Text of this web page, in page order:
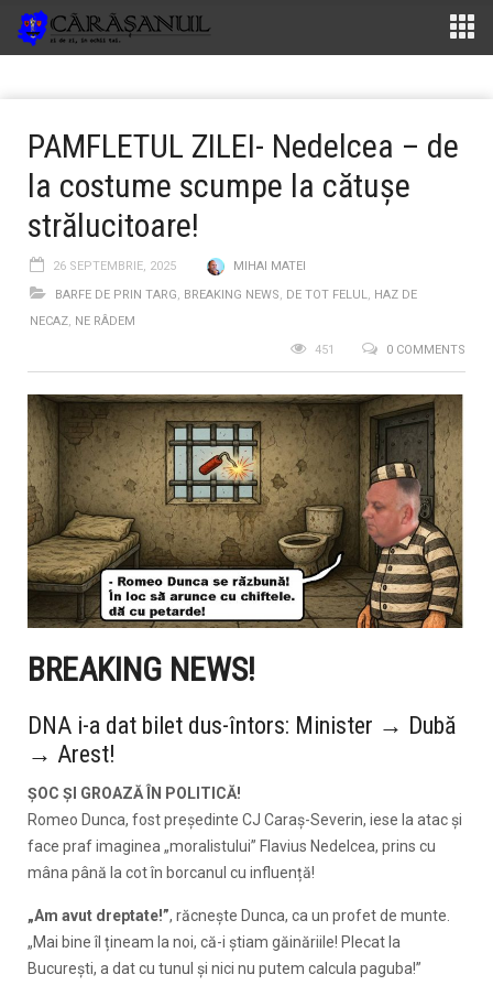
PAMFLETUL ZILEI- Nedelcea – de
la costume scumpe la cătușe
strălucitoare!
26 SEPTEMBRIE, 2025
MIHAI MATEI
BARFE DE PRIN TARG, BREAKING NEWS, DE TOT FELUL, HAZ DE
NECAZ, NE RÂDEM
0 COMMENTS
451
BREAKING NEWS!
DNA i-a dat bilet dus-întors: Minister → Dubă
→ Arest!
ȘOC ȘI GROAZĂ ÎN POLITICĂ!
Romeo Dunca, fost președinte CJ Caraș-Severin, iese la atac și
face praf imaginea „moralistului” Flavius Nedelcea, prins cu
mâna până la cot în borcanul cu influență!
„Am avut dreptate!”, răcnește Dunca, ca un profet de munte.
„Mai bine îl țineam la noi, că-i știam găinăriile! Plecat la
București, a dat cu tunul și nici nu putem calcula paguba!”